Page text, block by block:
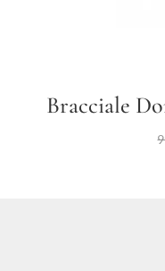
Bracciale